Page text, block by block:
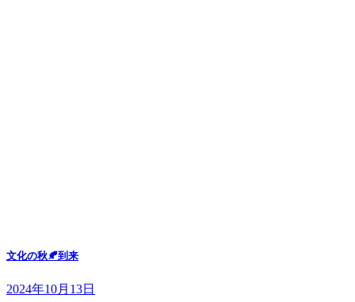
文化の秋🍂到来
2024年10月13日